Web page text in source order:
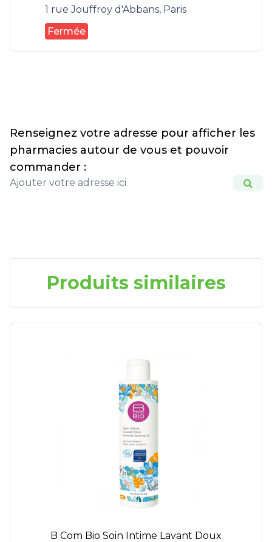
1 rue Jouffroy d'Abbans, Paris
Fermée
Renseignez votre adresse pour afficher les
pharmacies autour de vous et pouvoir
commander :
Produits similaires
B Com Bio Soin Intime Lavant Doux